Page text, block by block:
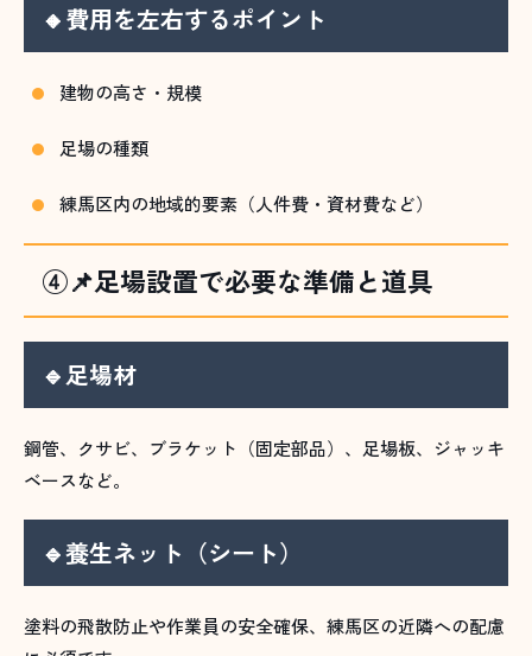
🔸費用を左右するポイント
建物の高さ・規模
足場の種類
練馬区内の地域的要素（人件費・資材費など）
④📌足場設置で必要な準備と道具
🔹足場材
鋼管、クサビ、ブラケット（固定部品）、足場板、ジャッキ
ベースなど。
🔹養生ネット（シート）
塗料の飛散防止や作業員の安全確保、練馬区の近隣への配慮